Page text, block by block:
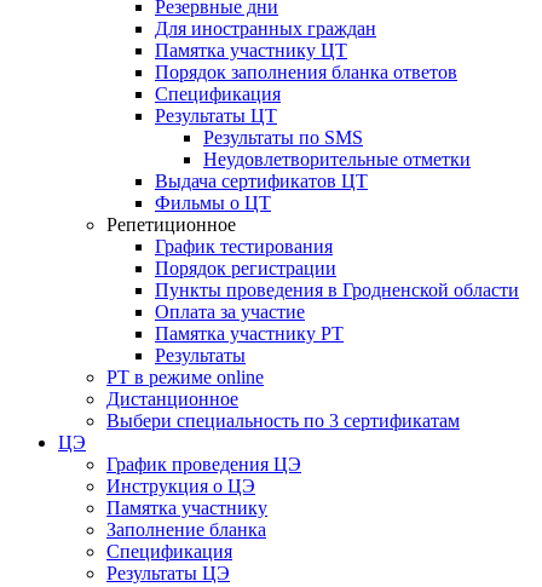
Резервные дни
Для иностранных граждан
Памятка участнику ЦТ
Порядок заполнения бланка ответов
Спецификация
Результаты ЦТ
Результаты по SMS
Неудовлетворительные отметки
Выдача сертификатов ЦТ
Фильмы о ЦТ
Репетиционное
График тестирования
Порядок регистрации
Пункты проведения в Гродненской области
Оплата за участие
Памятка участнику РТ
Результаты
РТ в режиме online
Дистанционное
Выбери специальность по 3 сертификатам
ЦЭ
График проведения ЦЭ
Инструкция о ЦЭ
Памятка участнику
Заполнение бланка
Спецификация
Результаты ЦЭ